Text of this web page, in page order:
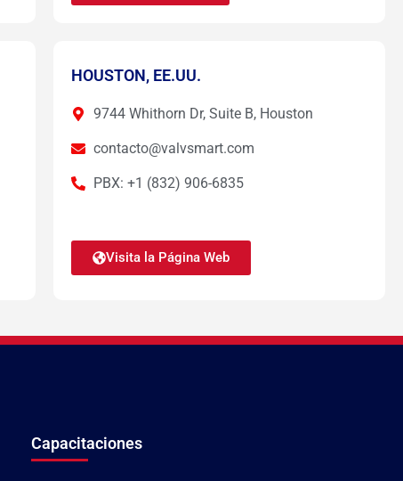
HOUSTON, EE.UU.
9744 Whithorn Dr, Suite B, Houston
contacto@valvsmart.com
PBX: +1 (832) 906-6835
Visita la Página Web
Capacitaciones